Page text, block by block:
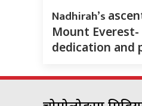
Nadhirah’s
Mount Everest-
dedication and